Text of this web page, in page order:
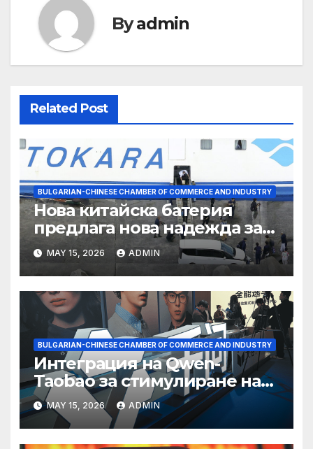
Byadmin
Related Post
BULGARIAN-CHINESE CHAMBER OF COMMERCE AND INDUSTRY
Нова китайска батерия
предлага нова надежда за
съхранение на водород
MAY 15, 2026 ADMIN
BULGARIAN-CHINESE CHAMBER OF COMMERCE AND INDUSTRY
Интеграция на Qwen-
Taobao за стимулиране на
пазаруването 618
MAY 15, 2026 ADMIN